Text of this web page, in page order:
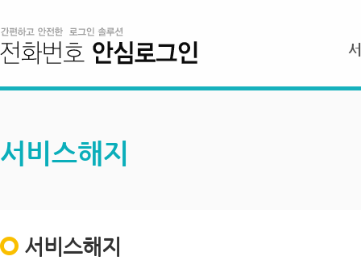
서비스해지
서비스해지